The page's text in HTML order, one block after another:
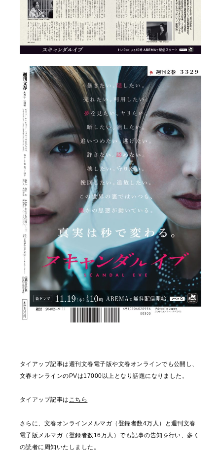
タイアップ記事は週刊文春電子版や文春オンラインでも公開し、
文春オンラインのPVは17000以上となり話題になりました。
タイアップ記事は こちら
さらに、文春オンラインメルマガ（登録者数4万人）と週刊文春
電子版メルマガ（登録者数16万人）でも記事の告知を行い、多く
の読者に周知いたしました。